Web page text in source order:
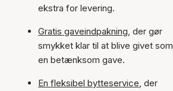
ekstra for levering.
Gratis gaveindpakning, der gør
smykket klar til at blive givet som
en betænksom gave.
En fleksibel bytteservice, der